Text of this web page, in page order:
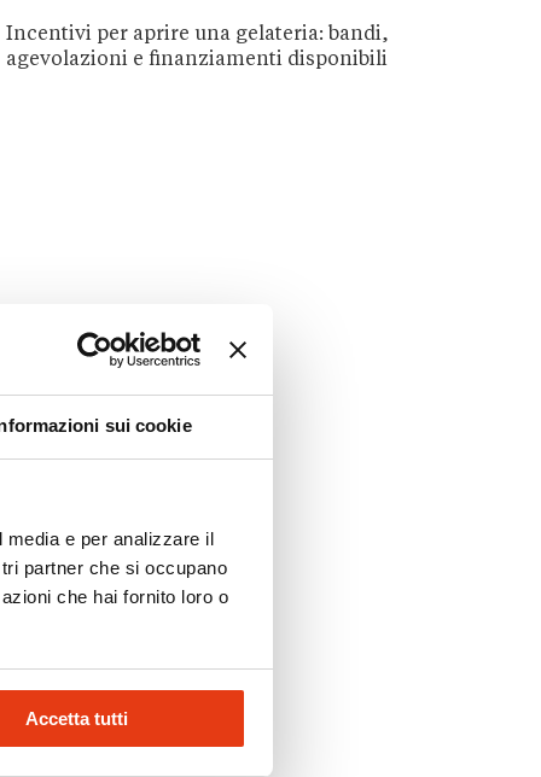
sui cookie
e per analizzare il
partner che si occupano
che hai fornito loro o
Accetta tutti
Incentivi per aprire una gelateria: bandi,
agevolazioni e finanziamenti disponibili